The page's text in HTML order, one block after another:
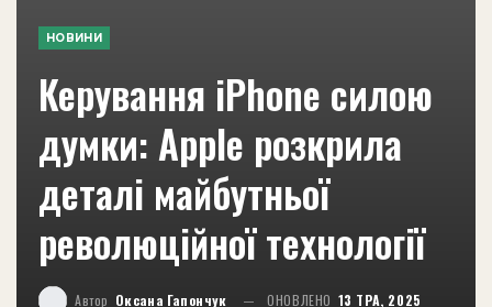
НОВИНИ
Керування iPhone силою
думки: Apple розкрила
деталі майбутньої
революційної технології
Автор Оксана Гапончук ОНОВЛЕНО 13 ТРА, 2025